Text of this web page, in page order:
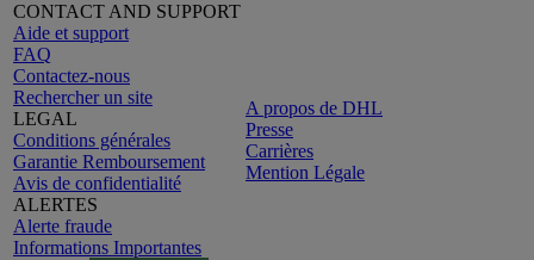
CONTACT AND SUPPORT
Aide et support
FAQ
Contactez-nous
Rechercher un site
LEGAL
Conditions générales
Garantie Remboursement
Avis de confidentialité
ALERTES
Alerte fraude
Informations Importantes
A propos de DHL
Presse
Carrières
Mention Légale